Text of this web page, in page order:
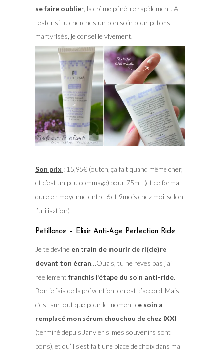
se faire oublier, la crème pénètre rapidement. A
tester si tu cherches un bon soin pour petons
martyrisés, je conseille vivement.
Son prix : 15,95€ (outch, ça fait quand même cher,
et c’est un peu dommage) pour 75mL (et ce format
dure en moyenne entre 6 et 9mois chez moi, selon
l’utilisation)
Petillance – Elixir Anti-Age Perfection Ride
Je te devine en train de mourir de ri(de)re
devant ton écran…Ouais, tu ne rêves pas j’ai
réellement franchis l’étape du soin anti-ride.
Bon je fais de la prévention, on est d’accord. Mais
c’est surtout que pour le moment ce soin a
remplacé mon sérum chouchou de chez IXXI
(terminé depuis Janvier si mes souvenirs sont
bons), et qu’il s’est fait une place de choix dans ma